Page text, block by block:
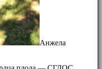
Анжела